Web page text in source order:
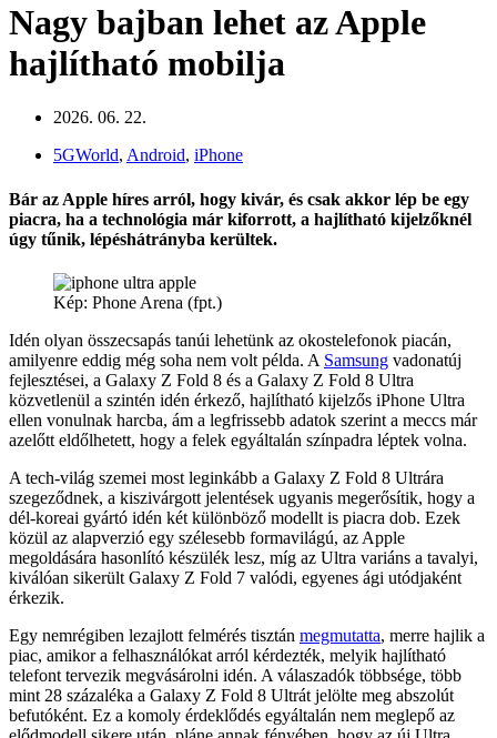
Nagy bajban lehet az Apple
hajlítható mobilja
2026. 06. 22.
5GWorld, Android, iPhone
Bár az Apple híres arról, hogy kivár, és csak akkor lép be egy
piacra, ha a technológia már kiforrott, a hajlítható kijelzőknél
úgy tűnik, lépéshátrányba kerültek.
Kép: Phone Arena (fpt.)
Idén olyan összecsapás tanúi lehetünk az okostelefonok piacán,
amilyenre eddig még soha nem volt példa. A Samsung vadonatúj
fejlesztései, a Galaxy Z Fold 8 és a Galaxy Z Fold 8 Ultra
közvetlenül a szintén idén érkező, hajlítható kijelzős iPhone Ultra
ellen vonulnak harcba, ám a legfrissebb adatok szerint a meccs már
azelőtt eldőlhetett, hogy a felek egyáltalán színpadra léptek volna.
A tech-világ szemei most leginkább a Galaxy Z Fold 8 Ultrára
szegeződnek, a kiszivárgott jelentések ugyanis megerősítik, hogy a
dél-koreai gyártó idén két különböző modellt is piacra dob. Ezek
közül az alapverzió egy szélesebb formavilágú, az Apple
megoldására hasonlító készülék lesz, míg az Ultra variáns a tavalyi,
kiválóan sikerült Galaxy Z Fold 7 valódi, egyenes ági utódjaként
érkezik.
Egy nemrégiben lezajlott felmérés tisztán megmutatta, merre hajlik a
piac, amikor a felhasználókat arról kérdezték, melyik hajlítható
telefont tervezik megvásárolni idén. A válaszadók többsége, több
mint 28 százaléka a Galaxy Z Fold 8 Ultrát jelölte meg abszolút
befutóként. Ez a komoly érdeklődés egyáltalán nem meglepő az